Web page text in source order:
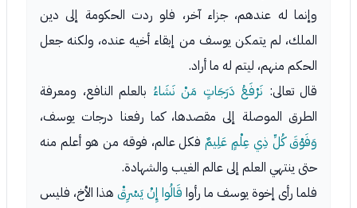
وإنما له عندهم، جزاء آخر، فلو ردت الحكومة إلى دين
الملك، لم يتمكن يوسف من إبقاء أخيه عنده، ولكنه جعل
الحكم منهم، ليتم له ما أراد.
قال تعالى: نَرْفَعُ دَرَجَاتٍ مَنْ نَشَاءُ بالعلم النافع، ومعرفة
الطرق الموصلة إلى مقصدها، كما رفعنا درجات يوسف،
وَفَوْقَ كُلِّ ذِي عِلْمٍ عَلِيمٌفكل عالم، فوقه من هو أعلم منه
حتى ينتهي العلم إلى عالم الغيب والشهادة.
فلما رأى إخوة يوسف ما رأوا قَالُوا إِنْ يَسْرِقْ هذا الأخ، فليس